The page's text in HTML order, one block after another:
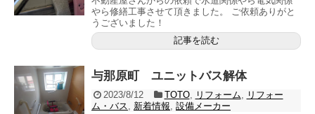
やら修繕工事させて頂きました。 ご依頼ありがと
うございました！
記事を読む
与那原町 ユニットバス解体
2023/8/12 TOTO, リフォーム
リフォー
ム・バス
新着情報 設備メーカー